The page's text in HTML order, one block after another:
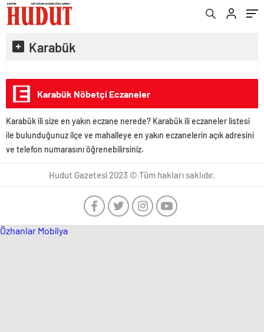
Karabük
Karabük Nöbetçi Eczaneler
Karabük ili size en yakın eczane nerede? Karabük ili eczaneler listesi
ile bulunduğunuz ilçe ve mahalleye en yakın eczanelerin açık adresini
ve telefon numarasını öğrenebilirsiniz.
Hudut Gazetesi 2023 © Tüm hakları saklıdır.
Özhanlar Mobilya